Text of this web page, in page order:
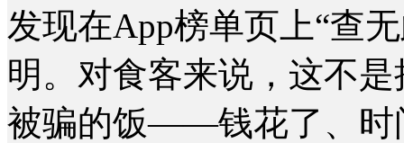
发现在App榜单页上“查
明。对食客来说，这不
被骗的饭——钱花了、时